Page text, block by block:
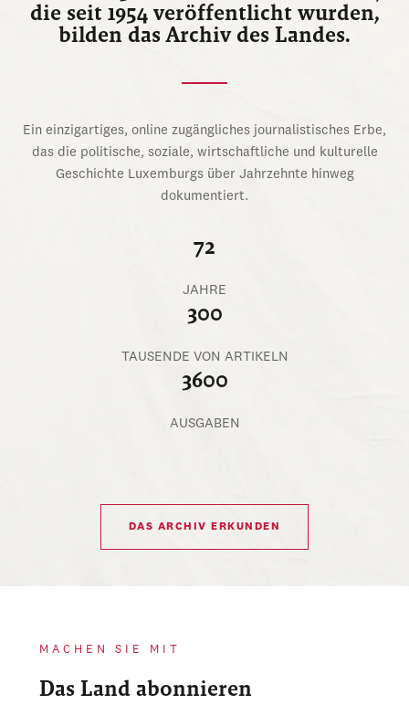
die seit 1954 veröffentlicht wurden,
bilden das Archiv des Landes.
Ein einzigartiges, online zugängliches journalistisches Erbe,
das die politische, soziale, wirtschaftliche und kulturelle
Geschichte Luxemburgs über Jahrzehnte hinweg
dokumentiert.
72
JAHRE
300
TAUSENDE VON ARTIKELN
3600
AUSGABEN
DAS ARCHIV ERKUNDEN
MACHEN SIE MIT
Das Land abonnieren